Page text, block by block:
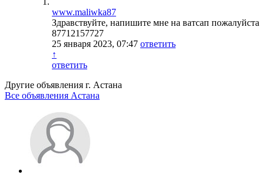
www.maliwka87
Здравствуйте, напишите мне на ватсап пожалуйста
87712157727
25 января 2023, 07:47 ответить
↑
ответить
Другие объявления г. Астана
Все объявления Астана